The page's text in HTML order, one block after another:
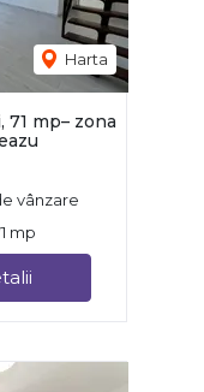
Harta
71 mp– zona
vânzare
mp